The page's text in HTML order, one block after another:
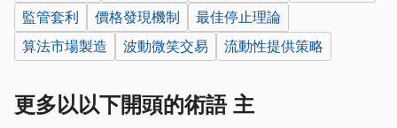
監管套利
價格發現機制
最佳停止理論
算法市場製造
波動微笑交易 流動性提供策略
更多以以下開頭的術語 主